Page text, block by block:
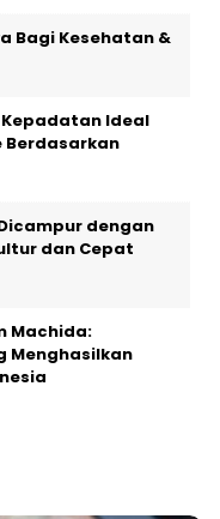
Bagi Kesehatan &
Kepadatan Ideal
Berdasarkan
dengan
dan Cepat
Machida:
Menghasilkan